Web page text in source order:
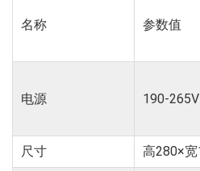
名称 参数值
电源 190-
尺寸 高280×